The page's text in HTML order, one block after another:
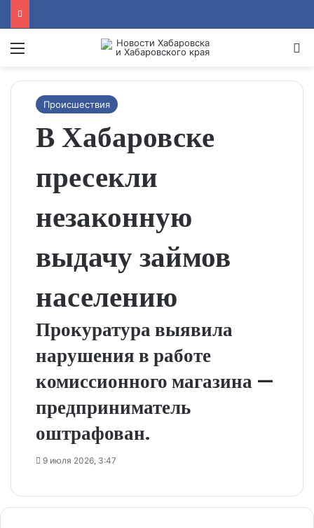
Menu
Происшествия
В Хабаровске
пресекли
незаконную
выдачу займов
населению
Прокуратура выявила
нарушения в работе
комиссионного магазина —
предприниматель
оштрафован.
9 июля 2026, 3:47